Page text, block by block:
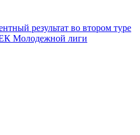
результат во втором туре
Молодежной лиги